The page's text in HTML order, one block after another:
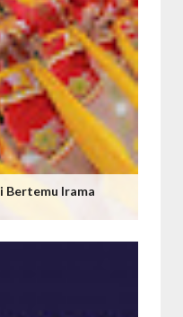
Bertemu Irama